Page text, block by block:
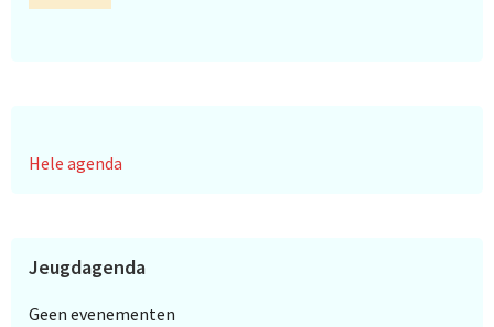
Hele agenda
Jeugdagenda
Geen evenementen